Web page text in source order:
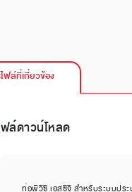
ฟล์ที่เกี่ยวข้อง
ฟล์ดาวน์โหลด
ท่อพีวีซี เอสซีจี สำหรับระบบประ